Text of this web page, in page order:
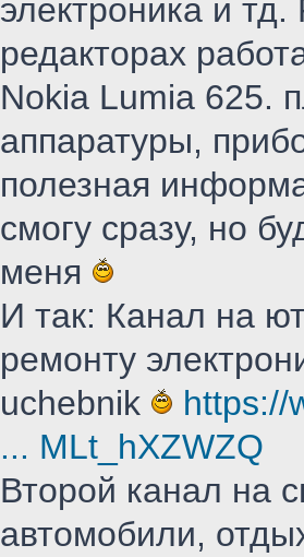
электроника и
редакторах
Nokia Lumia 625.
аппаратуры,
полезная
смогу сразу, но
меня
И так: Канал на
ремонту
uchebnik
https://
... MLt_hXZWZQ
Второй канал на
автомобили,